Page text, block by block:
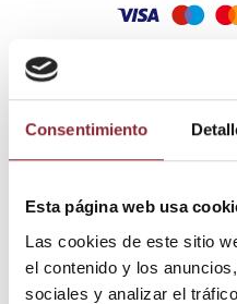
Consentimiento
Esta página web usa
Las cookies de este sitio
el contenido y los
sociales y analizar el
DESCUBRE